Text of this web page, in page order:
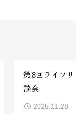
第8回ライフ
談会
2025.11.28